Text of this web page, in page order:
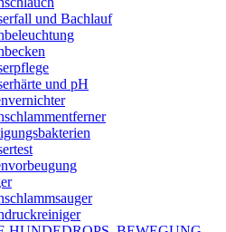
und Bachlauf
und pH